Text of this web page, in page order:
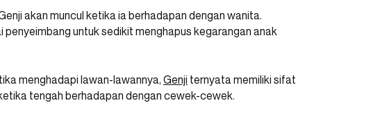
akan muncul ketika ia berhadapan dengan wanita.
penyeimbang untuk sedikit menghapus kegarangan anak
menghadapi lawan-lawannya, Genji ternyata memiliki sifat
tengah berhadapan dengan cewek-cewek.